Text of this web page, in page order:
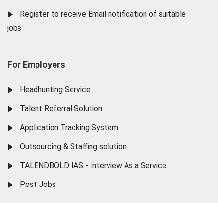
Register to receive Email notification of suitable
jobs
For Employers
Headhunting Service
Talent Referral Solution
Application Tracking System
Outsourcing & Staffing solution
TALENDBOLD IAS - Interview As a Service
Post Jobs